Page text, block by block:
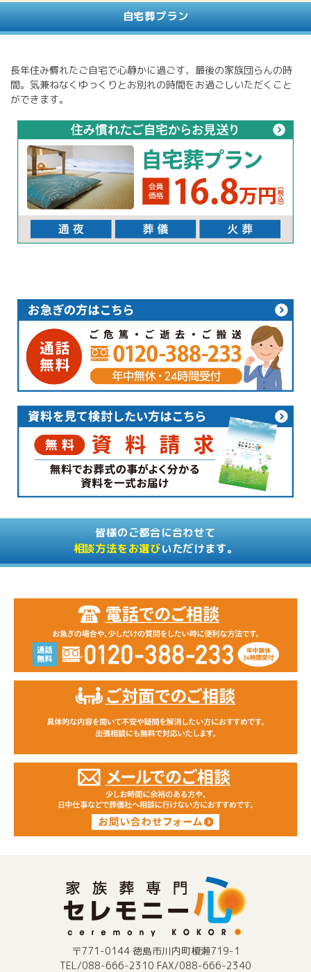
自宅葬プラン
長年住み慣れたご自宅で心静かに過ごす、最後の家族団らんの時
間。気兼ねなくゆっくりとお別れの時間をお過ごしいただくこと
ができます。
皆様のご都合に合わせて
相談方法をお選びいただけます。
〒771-0144 徳島市川内町榎瀬719-1
TEL/088-666-2310 FAX/088-666-2340